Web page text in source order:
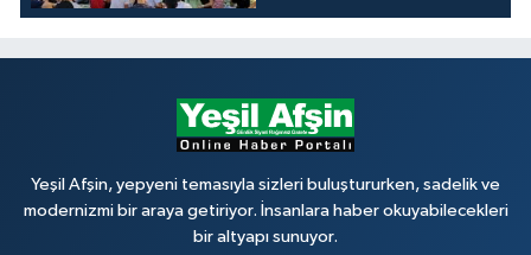
Yeşil Afşin, yepyeni temasıyla sizleri buluştururken, sadelik ve
modernizmi bir araya getiriyor. İnsanlara haber okuyabilecekleri
bir altyapı sunuyor.